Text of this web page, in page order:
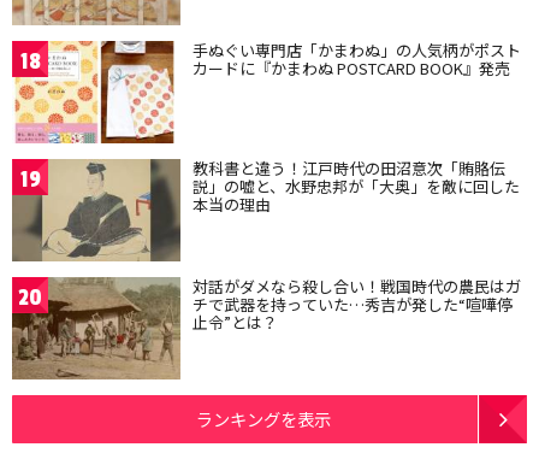
18 手ぬぐい専門店「かまわぬ」の人気柄がポスト
カードに『かまわぬ POSTCARD BOOK』発売
19 教科書と違う！江戸時代の田沼意次「賄賂伝
説」の嘘と、水野忠邦が「大奥」を敵に回した
本当の理由
20 対話がダメなら殺し合い！戦国時代の農民はガ
チで武器を持っていた…秀吉が発した“喧嘩停
止令”とは？
ランキングを表示